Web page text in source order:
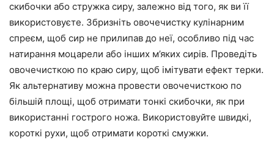
скибочки або стружка сиру, залежно від того, як ви її
використовуєте. Збризніть овочечистку кулінарним
спреєм, щоб сир не прилипав до неї, особливо під час
натирання моцарели або інших м’яких сирів. Проведіть
овочечисткою по краю сиру, щоб імітувати ефект терки.
Як альтернативу можна провести овочечисткою по
більшій площі, щоб отримати тонкі скибочки, як при
використанні гострого ножа. Використовуйте швидкі,
короткі рухи, щоб отримати короткі смужки.